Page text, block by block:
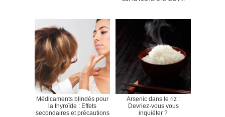
Médicaments blindés pour
la thyroïde : Effets
secondaires et précautions
Arsenic dans le riz :
Devriez-vous vous
inquiéter ?